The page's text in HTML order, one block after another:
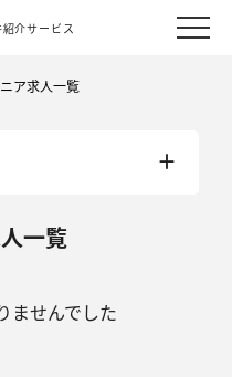
介サービス
ア求人一覧
一覧
ませんでした